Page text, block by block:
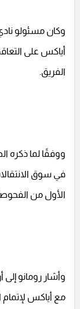
وكان مسئولو
أياكس على
الفريق.
ووفقًا لما ذكره
في سوق
الأول من
وأشار رومانو إلى
مع أياكس